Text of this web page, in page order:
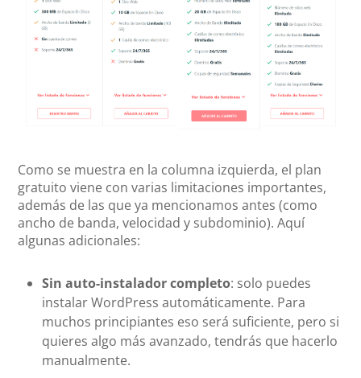
Como se muestra en la columna izquierda, el plan
gratuito viene con varias limitaciones importantes,
además de las que ya mencionamos antes (como
ancho de banda, velocidad y subdominio). Aquí
algunas adicionales:
Sin auto-instalador completo: solo puedes
instalar WordPress automáticamente. Para
muchos principiantes eso será suficiente, pero si
quieres algo más avanzado, tendrás que hacerlo
manualmente.